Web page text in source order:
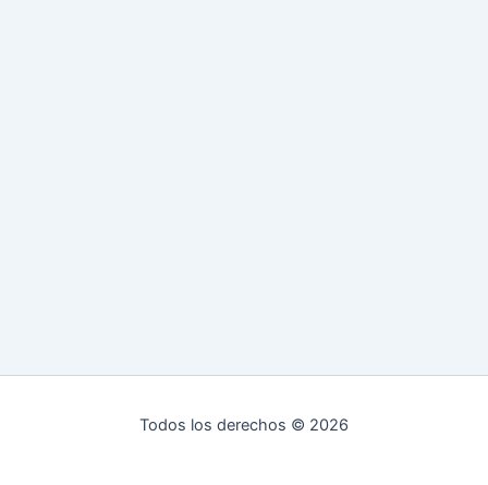
Todos los derechos © 2026